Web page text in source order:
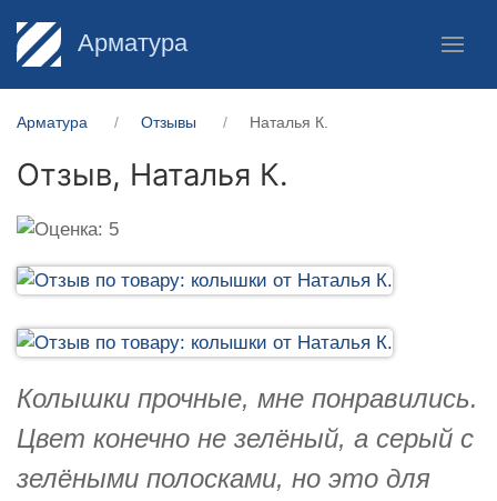
Арматура
Арматура Отзывы Наталья К.
Отзыв, Наталья К.
Колышки прочные, мне понравились.
Цвет конечно не зелёный, а серый с
зелёными полосками, но это для